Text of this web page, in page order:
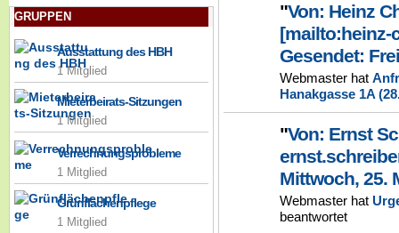
GRUPPEN
Ausstattung des HBH
1 Mitglied
Mieterbeirats-Sitzungen
1 Mitglied
Verrechnungsprobleme
1 Mitglied
Grünflächenpflege
1 Mitglied
"Von: Heinz
[mailto:heinz-
Gesendet:
Webmaster hat
Hanakgasse 1A
"Von: Ernst
Mittwoch, 25.
Webmaster hat
beantwortet